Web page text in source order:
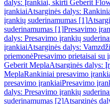
dalys: Įrankiai, skirti Geberit
įrankiaiAtsarginės dalys:
įrankių suderinamumas [1]
suderinamumas [1]Presavimo
dalys: Presavimo įrankių
įrankiaiAtsarginės dalys:
priemonėPresavimo prietaisai su
Geberit MeplaAtsarginės dalys:
MeplaRankiniai presavimo
presavimo įrankiaiPresavimo
dalys: Presavimo įrankių
suderinamumas [2]Atsarginės